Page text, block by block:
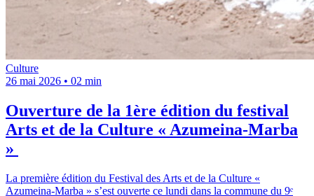
Culture
26 mai 2026 • 02 min
Ouverture de la 1ère édition du festival
Arts et de la Culture « Azumeina-Marba
»
La première édition du Festival des Arts et de la Culture «
Azumeina-Marba » s’est ouverte ce lundi dans la commune du 9ᵉ